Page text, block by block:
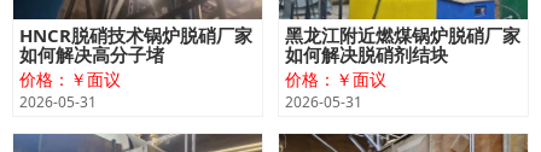
HNCR脱硝技术锅炉脱硝厂家
如何解决高分子堵
价格：￥面议
2026-05-31
黑龙江附近燃煤锅炉脱硝厂家
如何解决脱硝剂结块
价格：￥面议
2026-05-31